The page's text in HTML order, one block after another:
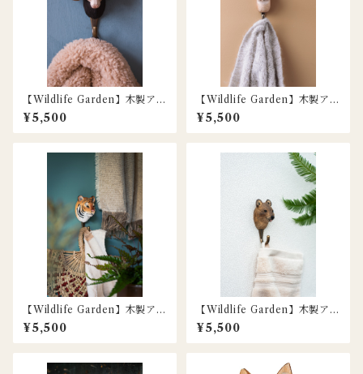
【Wildlife Garden】木製アニ
マルフック / ヒツジ（オス）
¥5,500
【Wildlife Garden】木製アニ
マルフック / アルパカ
¥5,500
【Wildlife Garden】木製アニ
マルフック / トラ
¥5,500
【Wildlife Garden】木製アニ
マルフック / クオッカ
¥5,500